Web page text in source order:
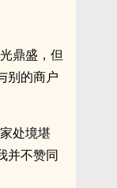
鼎盛，但
别的商户
处境堪
并不赞同